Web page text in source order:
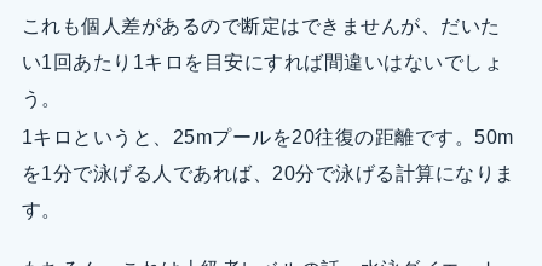
これも個人差があるので断定はできませんが、だいた
い1回あたり1キロを目安にすれば間違いはないでしょ
う。
1キロというと、25mプールを20往復の距離です。50m
を1分で泳げる人であれば、20分で泳げる計算になりま
す。